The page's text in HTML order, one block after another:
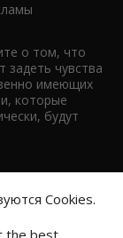
о том, что
чувства
имеющих
которые
будут
Cookies.